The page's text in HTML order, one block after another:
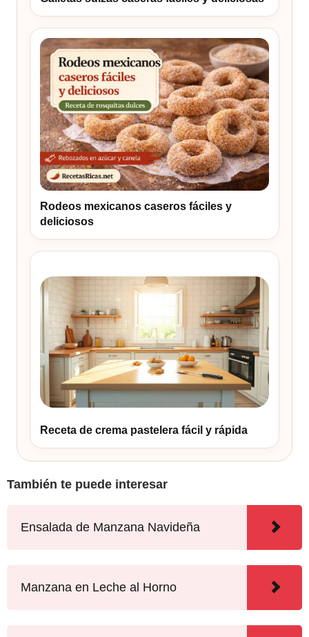
Rodeos mexicanos caseros fáciles y
deliciosos
Receta de crema pastelera fácil y rápida
También te puede interesar
Ensalada de Manzana Navideña
Manzana en Leche al Horno